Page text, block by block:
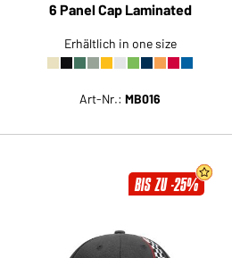
6 Panel Cap Laminated
Erhältlich in one size
Art-Nr.:MB016
BIS ZU -25%